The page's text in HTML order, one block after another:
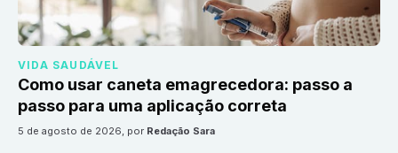
VIDA SAUDÁVEL
Como usar caneta emagrecedora: passo a
passo para uma aplicação correta
5 de agosto de 2026, por Redação Sara